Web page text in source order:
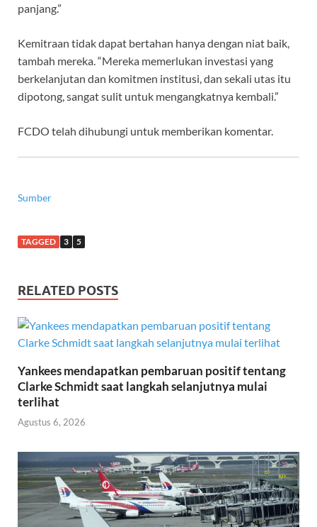
panjang.”
Kemitraan tidak dapat bertahan hanya dengan niat baik,
tambah mereka. “Mereka memerlukan investasi yang
berkelanjutan dan komitmen institusi, dan sekali utas itu
dipotong, sangat sulit untuk mengangkatnya kembali.”
FCDO telah dihubungi untuk memberikan komentar.
Sumber
TAGGED 3 5
RELATED POSTS
Yankees mendapatkan pembaruan positif tentang
Clarke Schmidt saat langkah selanjutnya mulai
terlihat
Agustus 6, 2026